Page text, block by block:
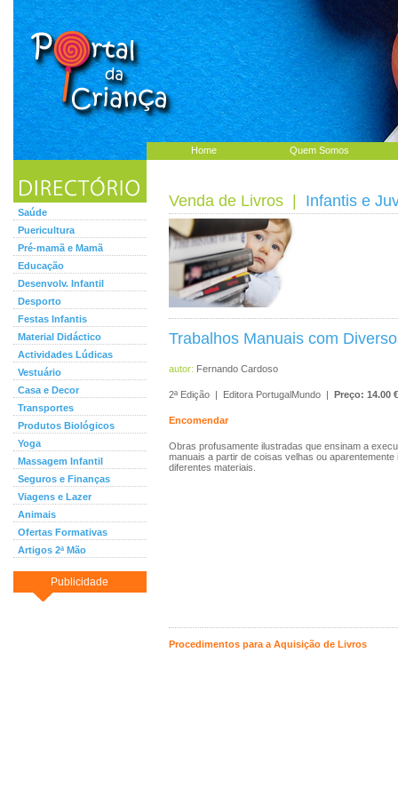
Home Quem Somos
Saúde
Puericultura
Pré-mamã e Mamã
Educação
Desenvolv. Infantil
Desporto
Festas Infantis
Material Didáctico
Actividades Lúdicas
Vestuário
Casa e Decor
Transportes
Produtos Biológicos
Yoga
Massagem Infantil
Seguros e Finanças
Viagens e Lazer
Animais
Ofertas Formativas
Artigos 2ª Mão
Publicidade
Venda de Livros Infantis e
Trabalhos Manuais com
autor: Fernando Cardoso
2ª Edição | Editora PortugalMundo | Preço: 14.00 €
Encomendar
Obras profusamente ilustradas que ensinam a
manuais a partir de coisas velhas ou
diferentes materiais.
Procedimentos para a Aquisição de Livros